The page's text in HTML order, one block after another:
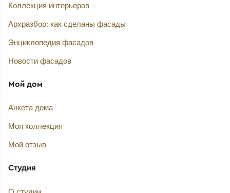
Коллекция интерьеров
Архразбор: как сделаны фасады
Энциклопедия фасадов
Новости фасадов
Мой дом
Анкета дома
Моя коллекция
Мой отзыв
Студия